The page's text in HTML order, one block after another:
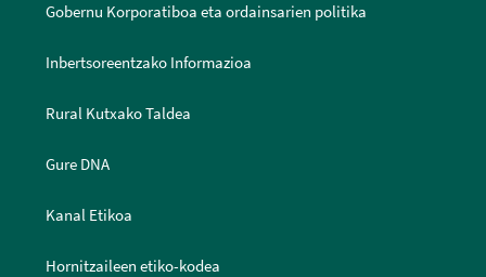
Gobernu Korporatiboa eta ordainsarien politika
Inbertsoreentzako Informazioa
Rural Kutxako Taldea
Gure DNA
Kanal Etikoa
Hornitzaileen etiko-kodea